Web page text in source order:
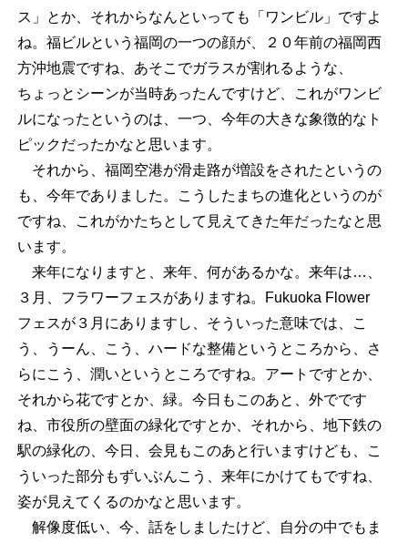
ス」とか、それからなんといっても「ワンビル」ですよ
ね。福ビルという福岡の一つの顔が、２０年前の福岡西
方沖地震ですね、あそこでガラスが割れるような、
ちょっとシーンが当時あったんですけど、これがワンビ
ルになったというのは、一つ、今年の大きな象徴的なト
ピックだったかなと思います。
それから、福岡空港が滑走路が増設をされたというの
も、今年でありました。こうしたまちの進化というのが
ですね、これがかたちとして見えてきた年だったなと思
います。
来年になりますと、来年、何があるかな。来年は…、
３月、フラワーフェスがありますね。Fukuoka Flower
フェスが３月にありますし、そういった意味では、こ
う、うーん、こう、ハードな整備というところから、さ
らにこう、潤いというところですね。アートですとか、
それから花ですとか、緑。今日もこのあと、外でです
ね、市役所の壁面の緑化ですとか、それから、地下鉄の
駅の緑化の、今日、会見もこのあと行いますけども、こ
ういった部分もずいぶんこう、来年にかけてもですね、
姿が見えてくるのかなと思います。
解像度低い、今、話をしましたけど、自分の中でもま